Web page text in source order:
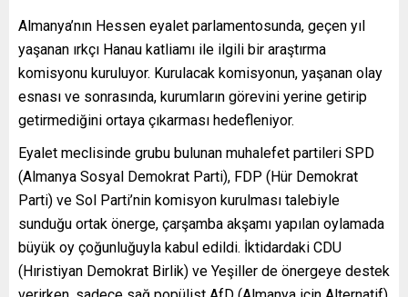
Almanya’nın Hessen eyalet parlamentosunda, geçen yıl
yaşanan ırkçı Hanau katliamı ile ilgili bir araştırma
komisyonu kuruluyor. Kurulacak komisyonun, yaşanan olay
esnası ve sonrasında, kurumların görevini yerine getirip
getirmediğini ortaya çıkarması hedefleniyor.
Eyalet meclisinde grubu bulunan muhalefet partileri SPD
(Almanya Sosyal Demokrat Parti), FDP (Hür Demokrat
Parti) ve Sol Parti’nin komisyon kurulması talebiyle
sunduğu ortak önerge, çarşamba akşamı yapılan oylamada
büyük oy çoğunluğuyla kabul edildi. İktidardaki CDU
(Hıristiyan Demokrat Birlik) ve Yeşiller de önergeye destek